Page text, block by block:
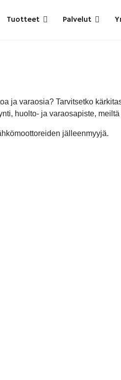
Tuotteet Palvelut
ja varaosia? Tarvitsetko
huolto- ja varaosapiste,
jälleenmyyjä.